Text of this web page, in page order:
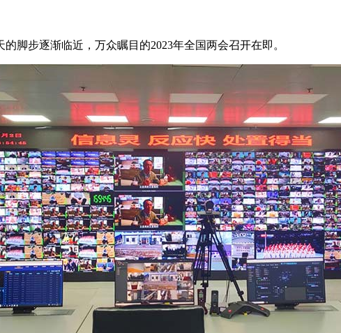
脚步逐渐临近，万众瞩目的2023年全国两会召开在即。